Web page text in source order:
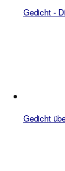
Gedicht -
Gedicht